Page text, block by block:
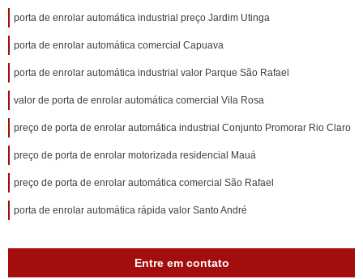
porta de enrolar automática industrial preço Jardim Utinga
porta de enrolar automática comercial Capuava
porta de enrolar automática industrial valor Parque São Rafael
valor de porta de enrolar automática comercial Vila Rosa
preço de porta de enrolar automática industrial Conjunto Promorar Rio Claro
preço de porta de enrolar motorizada residencial Mauá
preço de porta de enrolar automática comercial São Rafael
porta de enrolar automática rápida valor Santo André
Entre em contato